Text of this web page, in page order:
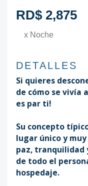
RD$ 2,875
x Noche
DETALLES
Si quieres
de cómo se vivía
es par ti!
Su concepto
lugar único y
paz, tranquilidad
de todo el
hospedaje.